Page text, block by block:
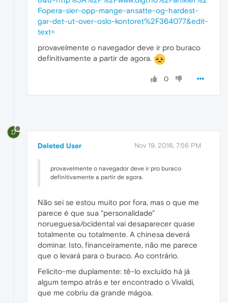
Fopera-sier-opp-mange-ansatte-og-hardest-
gar-det-ut-over-oslo-kontoret%2F364077&edit-
text=
provavelmente o navegador deve ir pro buraco
definitivamente a partir de agora.
0
D
Deleted User Nov 19, 2016, 7:56 PM
provavelmente o navegador deve ir pro buraco
definitivamente a partir de agora.
Não sei se estou muito por fora, mas o que me
parece é que sua "personalidade"
norueguesa/ocidental vai desaparecer quase
totalmente ou totalmente. A chinesa deverá
dominar. Isto, financeiramente, não me parece
que o levará para o buraco. Ao contrário.
Felicito-me duplamente: tê-lo excluído há já
algum tempo atrás e ter encontrado o Vivaldi,
que me cobriu da grande mágoa.